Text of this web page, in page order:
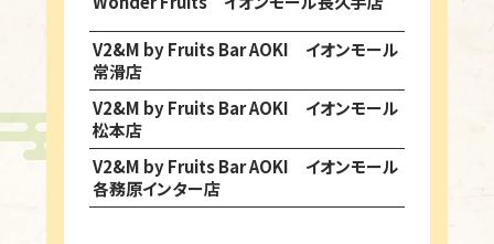
V2&M by Fruits Bar AOKI イオンモール
常滑店
V2&M by Fruits Bar AOKI イオンモール
松本店
V2&M by Fruits Bar AOKI イオンモール
各務原インター店